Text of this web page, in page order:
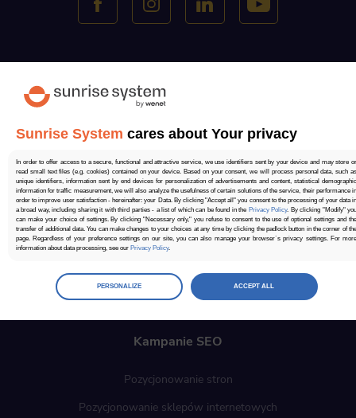
Sunrise System cares about Your privacy
In order to offer access to a secure, functional and attractive service, we use identifiers sent by your device and may store or
read small text files (e.g. cookies) contained on your device. Based on your consent, we will process personal data, such as
unique identifiers, information sent by end devices for personalization of advertisements and content, statistical demographic
information for traffic measurement, we will also analyze the usefulness of certain solutions of the service, their performance in
order to improve user satisfaction - hereinafter: your Data. By clicking "Accept all" you consent to the processing of your data in
a broad way, including sharing it with third parties - a list of which can be found in the Privacy Policy. By clicking "Modify"
can make your choice of settings. By clicking "Necessary only," you refuse to consent to the use of optional settings and the
transfer of additional data. You can make changes to your choices at any time by clicking the padlock button in the corner of the
page. Regardless of your preference settings on our site, you can also manage your browser`s privacy settings. For more
information about data processing, see our Privacy Policy.
Managepreferences
Select the consents of your choice
PERSONALIZE ACCEPT ALL
Oficjalni partnerzy
Kampanie SEO
Pozycjonowanie stron
Pozycjonowanie sklepów internetowych